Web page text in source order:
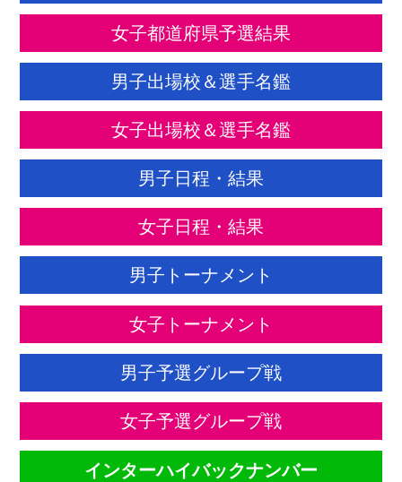
女子都道府県予選結果
男子出場校＆選手名鑑
女子出場校＆選手名鑑
男子日程・結果
女子日程・結果
男子トーナメント
女子トーナメント
男子予選グループ戦
女子予選グループ戦
インターハイバックナンバー